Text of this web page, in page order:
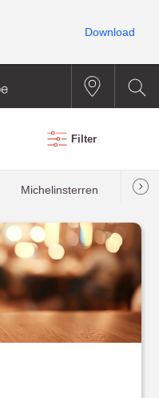
Filter
Michelinsterren
Download